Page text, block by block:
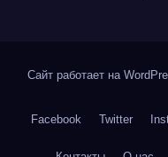
Сайт работает на
Facebook Twitter